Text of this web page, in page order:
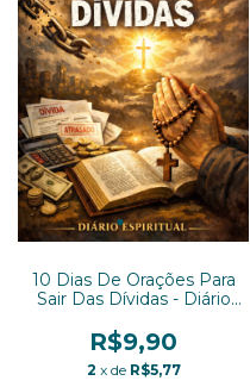
10 Dias De Orações Para
Sair Das Dívidas - Diário
R$9,90
2 x de R$5,77